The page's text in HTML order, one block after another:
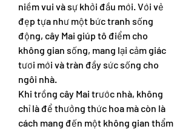
niềm vui và sự khởi đầu mới. Với vẻ
đẹp tựa như một bức tranh sống
động, cây Mai giúp tô điểm cho
không gian sống, mang lại cảm giác
tươi mới và tràn đầy sức sống cho
ngôi nhà.
Khi trồng cây Mai trước nhà, không
chỉ là để thưởng thức hoa mà còn là
cách mang đến một không gian thẩm